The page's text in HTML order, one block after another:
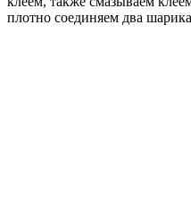
плотно соединяем два